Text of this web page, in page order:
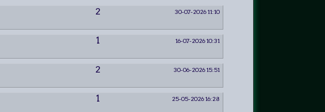
2
30-07-2026 11:10
1
16-07-2026 10:31
2
30-06-2026 15:51
1
25-05-2026 16:28